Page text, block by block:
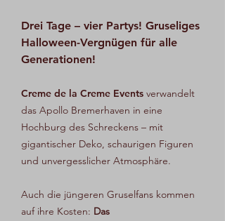
Drei Tage – vier Partys! Gruseliges
Halloween-Vergnügen für alle
Generationen!
Creme de la Creme Events verwandelt
das Apollo Bremerhaven in eine
Hochburg des Schreckens – mit
gigantischer Deko, schaurigen Figuren
und unvergesslicher Atmosphäre.
Auch die jüngeren Gruselfans kommen
auf ihre Kosten: Das